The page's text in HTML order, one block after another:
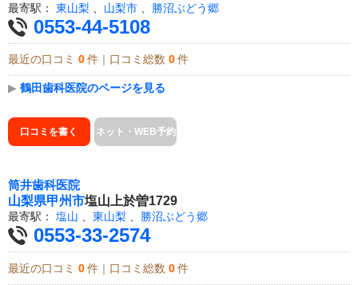
最寄駅： 東山梨 山梨市 勝沼ぶどう郷
0553-44-5108
最近の口コミ 0 件｜口コミ総数 0 件
▶ 鶴田歯科医院のページを見る
口コミを書く ネット・WEB予約
筒井歯科医院
山梨県甲州市塩山上於曽1729
最寄駅： 塩山 、 東山梨 、 勝沼ぶどう郷
0553-33-2574
最近の口コミ 0 件｜口コミ総数 0 件